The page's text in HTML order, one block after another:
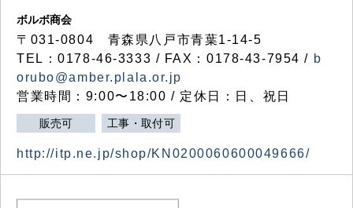
ボルボ商会
〒031-0804 青森県八戸市青葉1-14-5
TEL：0178-46-3333 / FAX：0178-43-7954 / b
orubo@amber.plala.or.jp
営業時間：9:00〜18:00 / 定休日：日、祝日
販売可 工事・取付可
http://itp.ne.jp/shop/KN0200060600049666/